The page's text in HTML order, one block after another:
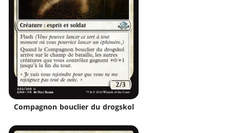
Compagnon bouclier du drogskol